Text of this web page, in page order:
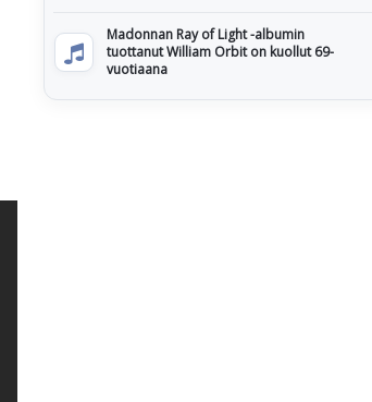
Madonnan Ray of Light -albumin
tuottanut William Orbit on kuollut 69-
vuotiaana